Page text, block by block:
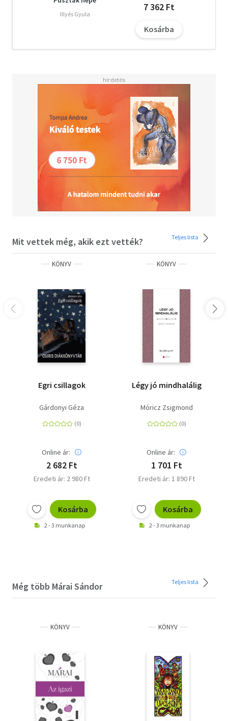
Márai Sándor (Kassa, 1900 - San Diego, 1989): író, költő,
Illyés Gyula
7 362 Ft
Kosárba
Mit vettek még, akik ezt vették? Teljes lista
KÖNYV
Egri csillagok
Gárdonyi Géza
Online ár:
2 682 Ft
Eredeti ár: 2 980 Ft
Kosárba
2 - 3 munkanap
KÖNYV
Légy jó mindhalálig
Móricz Zsigmond
Online ár:
1 701 Ft
Eredeti ár: 1 890 Ft
Kosárba
2 - 3 munkanap
Még több Márai Sándor Teljes lista
KÖNYV KÖNYV